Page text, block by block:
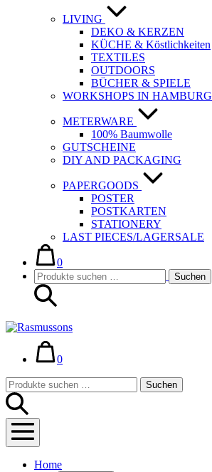
LIVING
DEKO & KERZEN
KÜCHE & Köstlichkeiten
TEXTILES
OUTDOORS
BÜCHER & SPIELE
WORKSHOPS IN HAMBURG
METERWARE
100% Baumwolle
GUTSCHEINE
DIY AND PACKAGING
PAPERGOODS
POSTER
POSTKARTEN
STATIONERY
LAST PIECES/LAGERSALE
Warenkorb
0im
Warenkorb
Suche-
Schalter
Suchen
nach:
Suchen
Warenkorb
0im
Suche-
Schalter
Suchen
nach:
Suchen
Menü-
Schalter
Home